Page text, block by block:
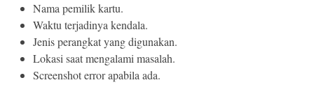
Nama pemilik kartu.
Waktu terjadinya kendala.
Jenis perangkat yang digunakan.
Lokasi saat mengalami masalah.
Screenshot error apabila ada.